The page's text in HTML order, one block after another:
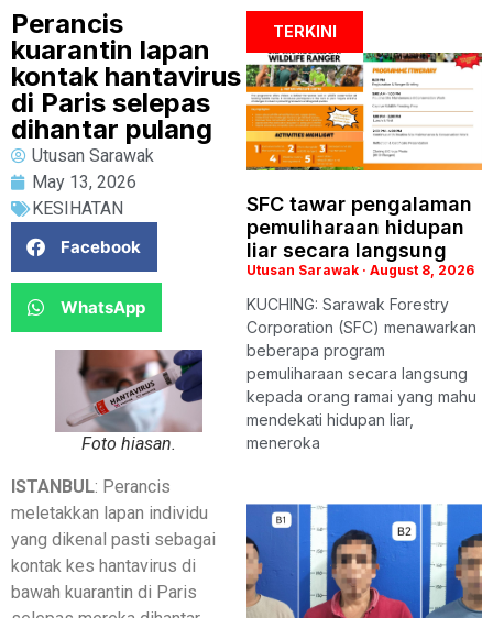
Perancis
kuarantin lapan
kontak hantavirus
di Paris selepas
dihantar pulang
Utusan Sarawak
May 13, 2026
KESIHATAN
Facebook
WhatsApp
Foto hiasan.
ISTANBUL: Perancis
meletakkan lapan individu
yang dikenal pasti sebagai
kontak kes hantavirus di
bawah kuarantin di Paris
TERKINI
SFC tawar pengalaman
pemuliharaan hidupan
liar secara langsung
Utusan Sarawak August 8, 2026
KUCHING: Sarawak Forestry
Corporation (SFC) menawarkan
beberapa program
pemuliharaan secara langsung
kepada orang ramai yang mahu
mendekati hidupan liar,
meneroka